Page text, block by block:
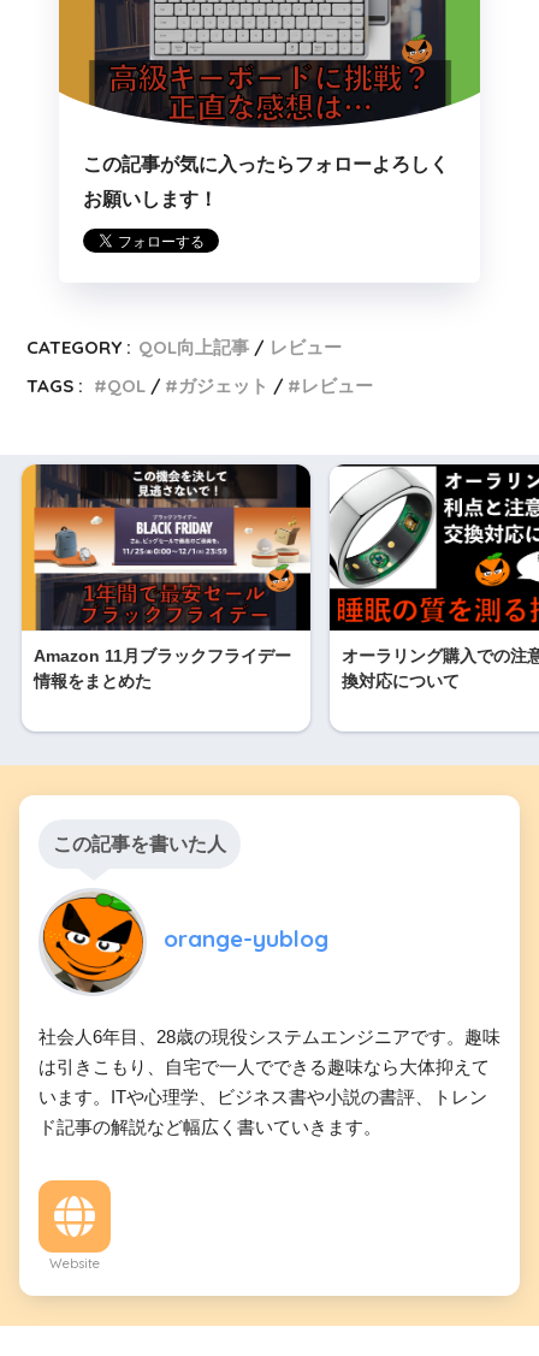
この記事が気に入ったらフォローよろしく
お願いします！
CATEGORY : QOL向上記事
レビュー
TAGS :
QOL ガジェット レビュー
Amazon 11月ブラックフライデー
情報をまとめた
オーラリング購入での注
換対応について
この記事を書いた人
orange-yublog
社会人6年目、28歳の現役システムエンジニアです。趣味
は引きこもり、自宅で一人でできる趣味なら大体抑えて
います。ITや心理学、ビジネス書や小説の書評、トレン
ド記事の解説など幅広く書いていきます。
Website